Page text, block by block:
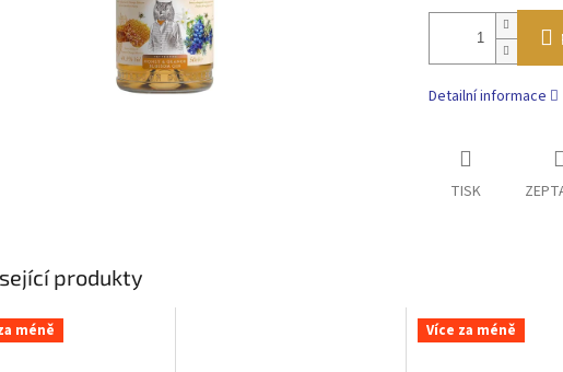
Detailní informace
TISK
produkty
méně Více za méně